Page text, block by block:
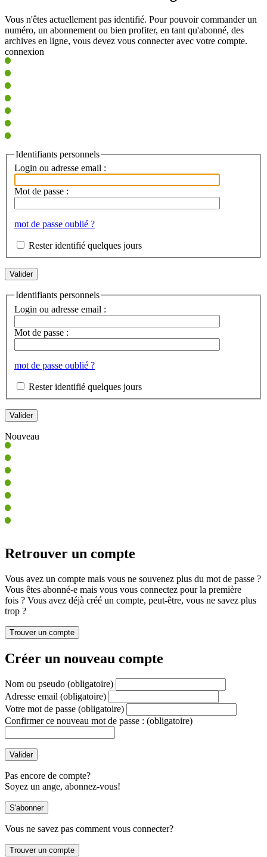
Vous n'êtes actuellement pas identifié. Pour pouvoir commander un
numéro, un abonnement ou bien profiter, en tant qu'abonné, des
archives en ligne, vous devez vous connecter avec votre compte.
connexion
Identifiants personnels
Login ou adresse email :
Mot de passe :
mot de passe oublié ?
Rester identifié quelques jours
Identifiants personnels
Login ou adresse email :
Mot de passe :
mot de passe oublié ?
Rester identifié quelques jours
Nouveau
Retrouver un compte
Vous avez un compte mais vous ne souvenez plus du mot de passe ?
Vous êtes abonné-e mais vous vous connectez pour la première
fois ? Vous avez déjà créé un compte, peut-être, vous ne savez plus
trop ?
Créer un nouveau compte
Nom ou pseudo (obligatoire)
Adresse email (obligatoire)
Votre mot de passe (obligatoire)
Confirmer ce nouveau mot de passe : (obligatoire)
Pas encore de compte?
Soyez un ange, abonnez-vous!
Vous ne savez pas comment vous connecter?